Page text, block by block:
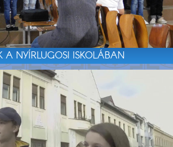
A NYÍRLUGOSI ISKOLÁBAN